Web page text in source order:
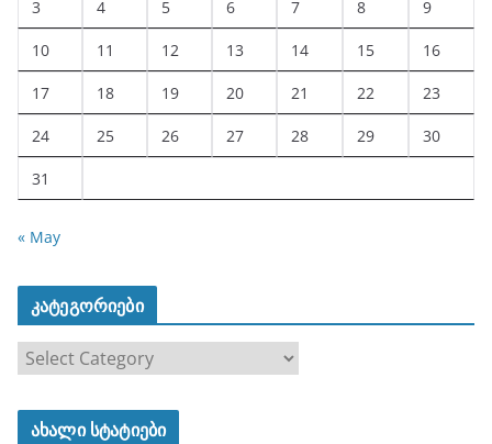
3 4 5 6 7 8 9
10 11 12 13 14 15 16
17 18 19 20 21 22 23
24 25 26 27 28 29 30
31
« May
კატეგორიები
ა
ტ
ახალი სტატიები